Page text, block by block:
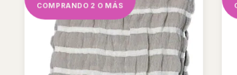
COMPRANDO 2 O MÁS